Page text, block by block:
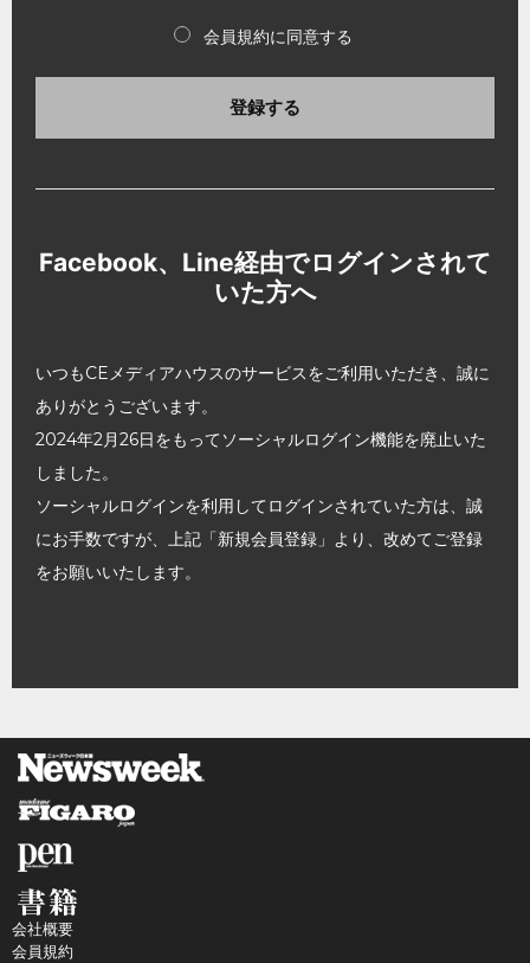
会員規約に同意する
登録する
Facebook、Line経由でログインされて
いた方へ
いつもCEメディアハウスのサービスをご利用いただき、誠に
ありがとうございます。
2024年2月26日をもってソーシャルログイン機能を廃止いた
しました。
ソーシャルログインを利用してログインされていた方は、誠
にお手数ですが、上記「新規会員登録」より、改めてご登録
をお願いいたします。
会社概要
会員規約